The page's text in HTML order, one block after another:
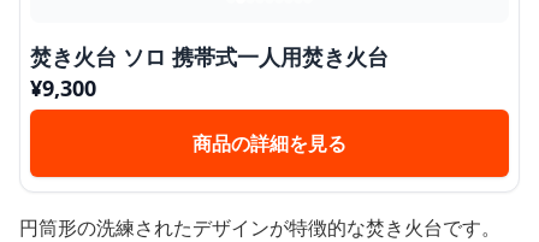
焚き火台 ソロ 携帯式一人用焚き火台
¥9,300
商品の詳細を見る
円筒形の洗練されたデザインが特徴的な焚き火台です。